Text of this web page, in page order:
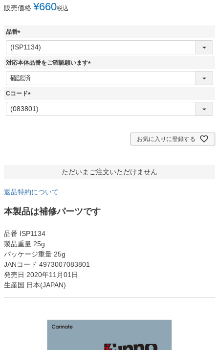
販売価格 ¥660税込
品番
(
必
須
対応本体品番をご確認願います
(
Cコード
(
必
お気に入りに登録する
ただいまご注文いただけません
返品特約について
本製品は補修パーツです
品番 ISP1134
製品重量 25g
パッケージ重量 25g
JANコード 4973007083801
発売日 2020年11月01日
生産国 日本(JAPAN)